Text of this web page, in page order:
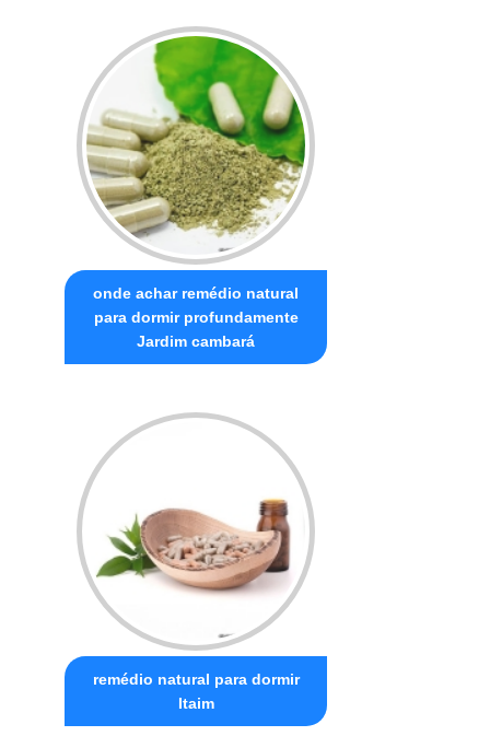
onde achar remédio natural
para dormir profundamente
Jardim cambará
remédio natural para dormir
Itaim